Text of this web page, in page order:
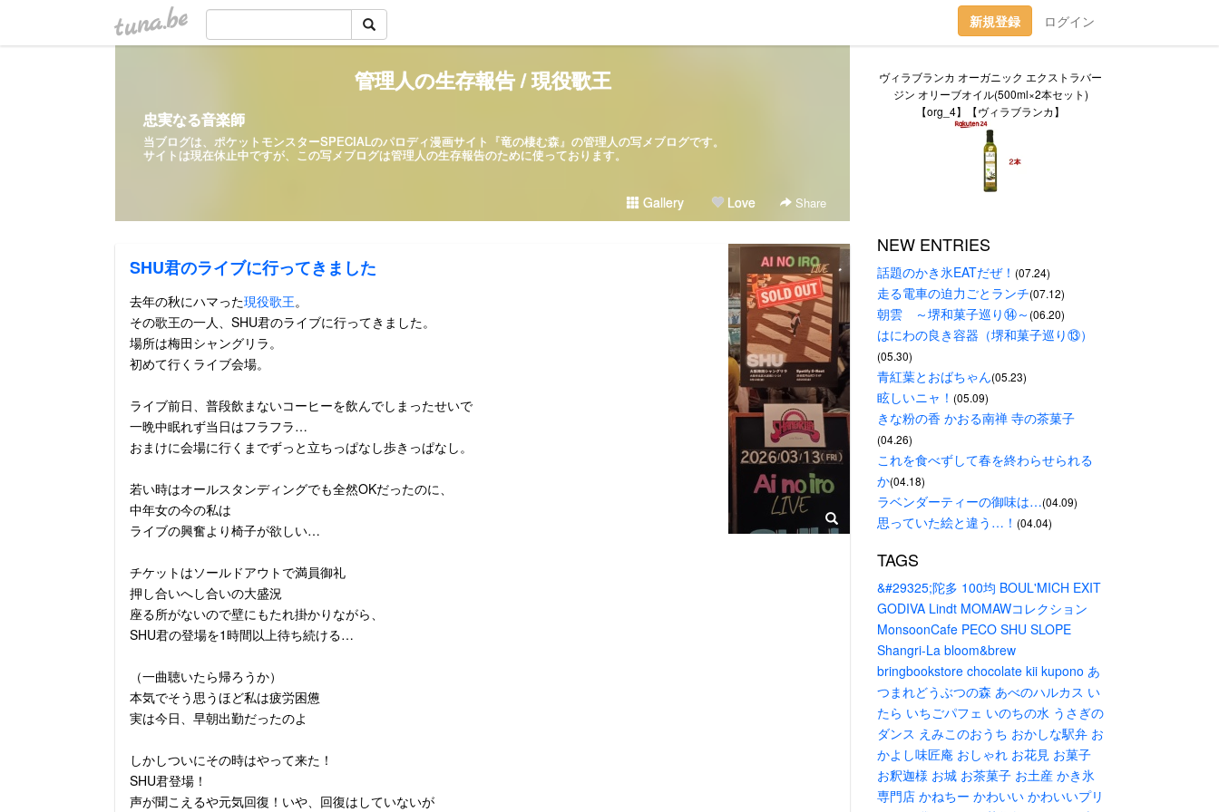
tuna.be 新規登録 ログイン
管理人の生存報告 / 現役歌王
忠実なる音楽師
当ブログは、ポケットモンスターSPECIALのパロディ漫画サイト『竜の棲む森』の管理人の写メブログです。
サイトは現在休止中ですが、この写メブログは管理人の生存報告のために使っております。
Gallery Love Share
SHU君のライブに行ってきました
去年の秋にハマった現役歌王。
その歌王の一人、SHU君のライブに行ってきました。
場所は梅田シャングリラ。
初めて行くライブ会場。
ライブ前日、普段飲まないコーヒーを飲んでしまったせいで
一晩中眠れず当日はフラフラ…
おまけに会場に行くまでずっと立ちっぱなし歩きっぱなし。
若い時はオールスタンディングでも全然OKだったのに、
中年女の今の私は
ライブの興奮より椅子が欲しい…
チケットはソールドアウトで満員御礼
押し合いへし合いの大盛況
座る所がないので壁にもたれ掛かりながら、
SHU君の登場を1時間以上待ち続ける…
（一曲聴いたら帰ろうか）
本気でそう思うほど私は疲労困憊
実は今日、早朝出勤だったのよ
しかしついにその時はやって来た！
SHU君登場！
声が聞こえるや元気回復！いや、回復はしていないが
ヴィラブランカ オーガニック エクストラバー
ジン オリーブオイル(500ml×2本セット)
【org_4】【ヴィラブランカ】
NEW ENTRIES
話題のかき氷EATだぜ！ (07.24)
走る電車の迫力ごとランチ(07.12)
朝雲　～堺和菓子巡り⑭～(06.20)
はにわの良き容器（堺和菓子巡り⑬）
(05.30)
青紅葉とおばちゃん(05.23)
眩しいニャ！ (05.09)
きな粉の香 かおる南禅 寺の茶菓子
(04.26)
これを食べずして春を終わらせられる
か(04.18)
ラベンダーティーの御味は…(04.09)
思っていた絵と違う…！ (04.04)
TAGS
&#29325;陀多 100均 BOUL'MICH EXIT
GODIVA Lindt MOMAWコレクション
MonsoonCafe PECO SHU SLOPE
Shangri-La bloom&brew
bringbookstore chocolate kii kupono あ
つまれどうぶつの森 あべのハルカス い
たら いちごパフェ いのちの水 うさぎの
ダンス えみこのおうち おかしな駅弁 お
かよし味匠庵 おしゃれ お花見 お菓子
お釈迦様 お城 お茶菓子 お土産 かき氷
専門店 かねちー かわいい かわいいプリ